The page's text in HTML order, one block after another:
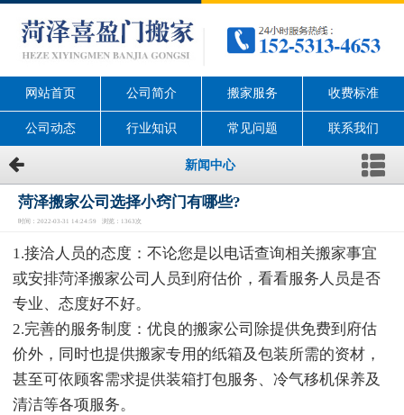
网站首页 公司简介 搬家服务 收费标准
公司动态 行业知识 常见问题 联系我们
新闻中心
菏泽搬家公司选择小窍门有哪些?
时间：2022-03-31 14:24:59 浏览：1363次
1.接洽人员的态度：不论您是以电话查询相关搬家事宜
或安排菏泽搬家公司人员到府估价，看看服务人员是否
专业、态度好不好。
2.完善的服务制度：优良的搬家公司除提供免费到府估
价外，同时也提供搬家专用的纸箱及包装所需的资材，
甚至可依顾客需求提供装箱打包服务、冷气移机保养及
清洁等各项服务。